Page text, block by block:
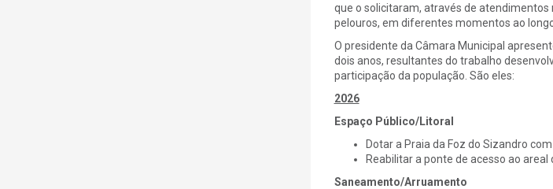
que o solicitaram, através de
pelouros, em diferentes momentos ao
O presidente da Câmara Municipal
dois anos, resultantes do trabalho
participação da população. São eles:
2026
Espaço Público/Litoral
Dotar a Praia da Foz do Sizandro
Reabilitar a ponte de acesso ao areal
Saneamento/Arruamento